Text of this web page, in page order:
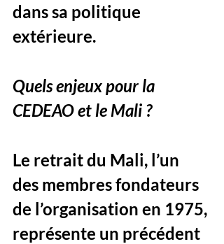
dans sa politique
extérieure.
Quels enjeux pour la
CEDEAO et le Mali ?
Le retrait du Mali, l’un
des membres fondateurs
de l’organisation en 1975,
représente un précédent